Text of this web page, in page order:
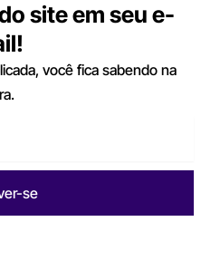
site em seu e-
você fica sabendo na
se